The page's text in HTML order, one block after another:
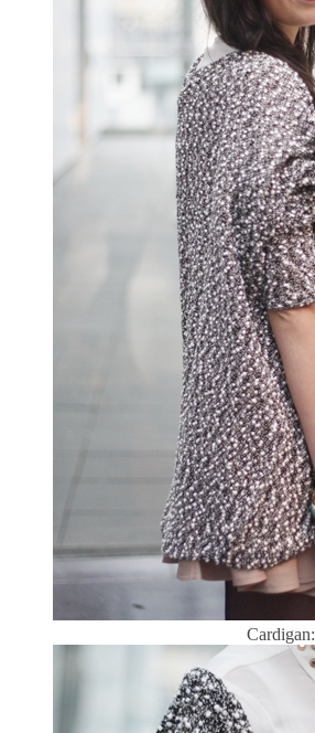
Cardigan: